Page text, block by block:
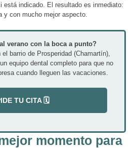
está indicado. El resultado es inmediato:
y con mucho mejor aspecto.
verano con la boca a punto?
barrio de Prosperidad (Chamartín),
equipo dental completo para que no
cuando lleguen las vacaciones.
TU CITA 🗓️
momento para